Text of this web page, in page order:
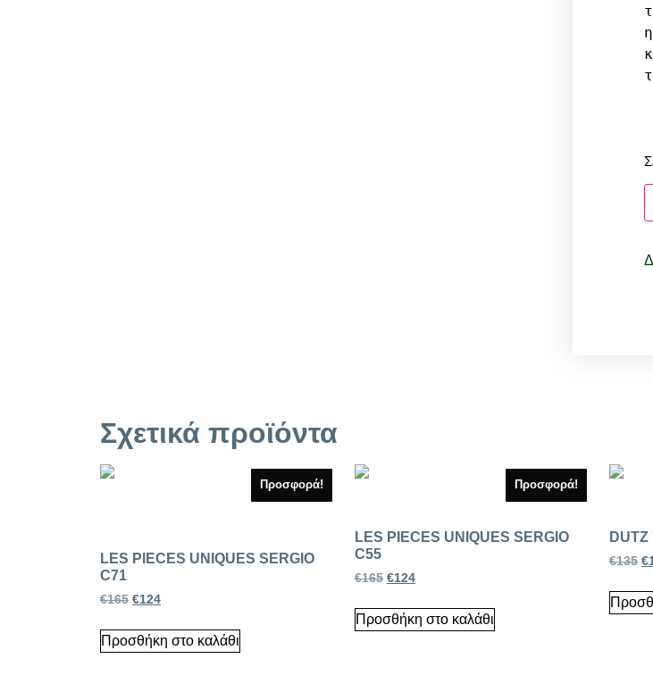
Σχετικά προϊόντα
Προσφορά!
LES PIECES UNIQUES SERGIO
C71
€165 €124
Προσθήκη στο καλάθι
Προσφορά!
LES PIECES UNIQUES SERGIO
C55
€165 €124
Προσθήκη στο καλάθι
DUTZ
€135 €